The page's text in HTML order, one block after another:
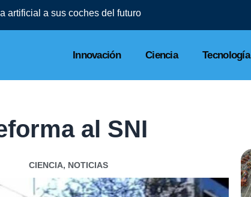
artificial a sus coches del futuro
Innovación Ciencia Tecnología
al SNI
CIENCIA, NOTICIAS